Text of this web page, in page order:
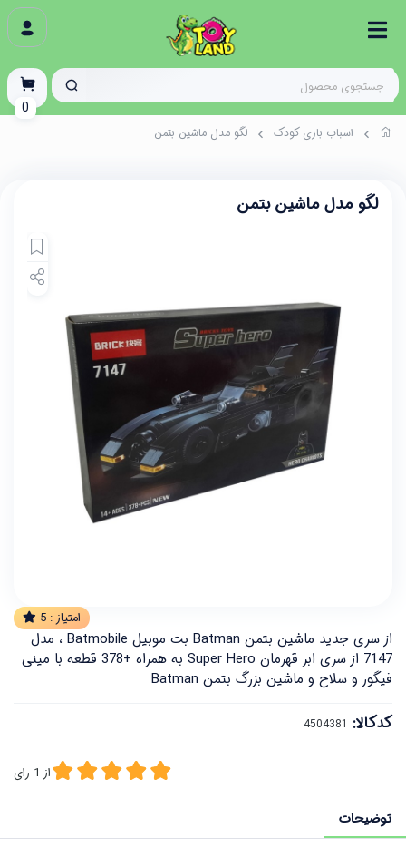
اسباب بازی کودک لگو مدل ماشین بتمن
لگو مدل ماشین بتمن
امتیاز : 5
از سری جدید ماشین بتمن Batman بت موبیل Batmobile ، مدل
7147 از سری ابر قهرمان Super Hero به همراه +378 قطعه با مینی
فیگور و سلاح و ماشین بزرگ بتمن Batman
کدکالا:
از 1 رای
توضیحات
0